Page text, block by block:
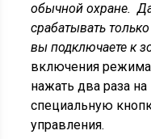
обычной охране.
срабатыватьтолько
вы подключаете к
включения
нажать два раза
специальную
управления.